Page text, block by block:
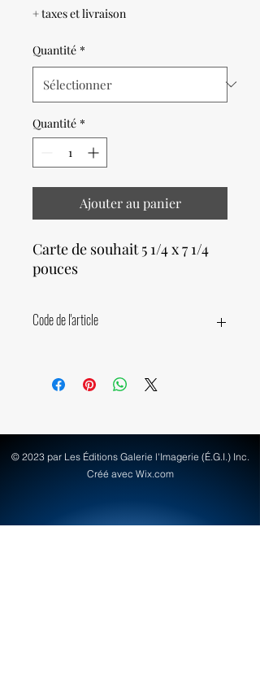
+ taxes et livraison
Quantité *
Quantité *
Ajouter au panier
Carte de souhait 5 1/4 x 7 1/4
pouces
Code de l'article
© 2023 par Les Éditions Galerie l'Imagerie (É.G.I.) Inc.
Créé avec Wix.com